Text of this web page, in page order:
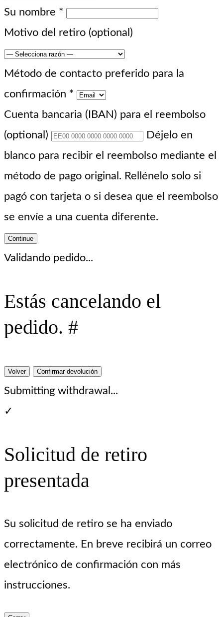
Su nombre *
Motivo del retiro (optional)
Método de contacto preferido para la
confirmación *
Cuenta bancaria (IBAN) para el reembolso
(optional)
Déjelo en
blanco para recibir el reembolso mediante el
método de pago original. Rellénelo solo si
pagó con tarjeta o si desea que el reembolso
se envíe a una cuenta diferente.
Continue
Validando pedido...
Estás cancelando el
pedido. #
Volver Confirmar devolución
Submitting withdrawal...
✓
Solicitud de retiro
presentada
Su solicitud de retiro se ha enviado
correctamente. En breve recibirá un correo
electrónico de confirmación con más
instrucciones.